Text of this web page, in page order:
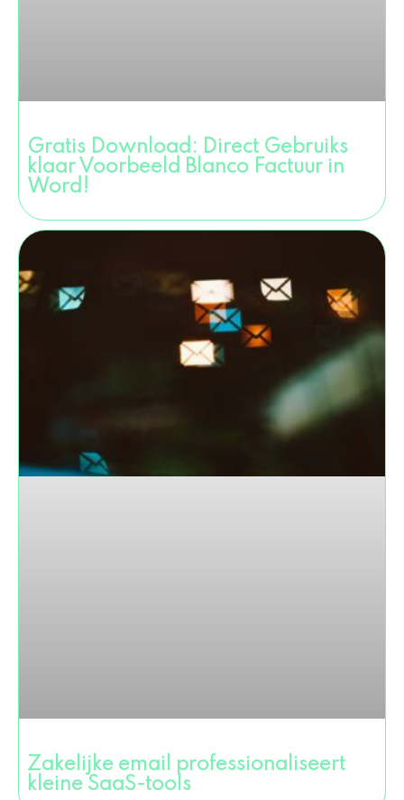
Gratis Download: Direct Gebruiks
klaar Voorbeeld Blanco Factuur in
Word!
Zakelijke email professionaliseert
kleine SaaS-tools